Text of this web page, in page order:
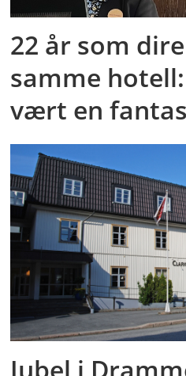
22 år som
samme
vært en
Jubel i